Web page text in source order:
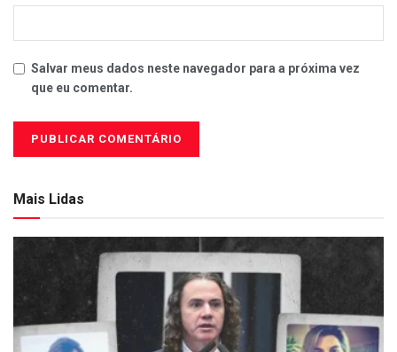
Salvar meus dados neste navegador para a próxima vez
que eu comentar.
Mais Lidas